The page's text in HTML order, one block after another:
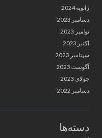
ژانویه 2024
دسامبر 2023
نوامبر 2023
اکتبر 2023
سپتامبر 2023
آگوست 2023
جولای 2023
دسامبر 2022
دسته‌ها